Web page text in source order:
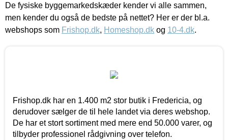
De fysiske byggemarkedskæder kender vi alle sammen,
men kender du også de bedste på nettet? Her er der bl.a.
webshops som Frishop.dk, Homeshop.dk og 10-4.dk.
Frishop.dk har en 1.400 m2 stor butik i Fredericia, og
derudover sælger de til hele landet via deres webshop.
De har et stort sortiment med mere end 50.000 varer, og
tilbyder professionel rådgivning over telefon.